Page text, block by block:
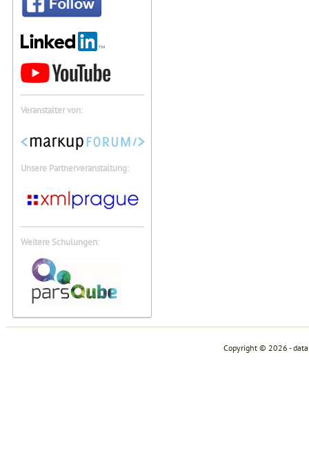
Veranstalter von:
Unsere Partnerveranstaltung:
Weitere Schulungen:
Copyright © 2026 -